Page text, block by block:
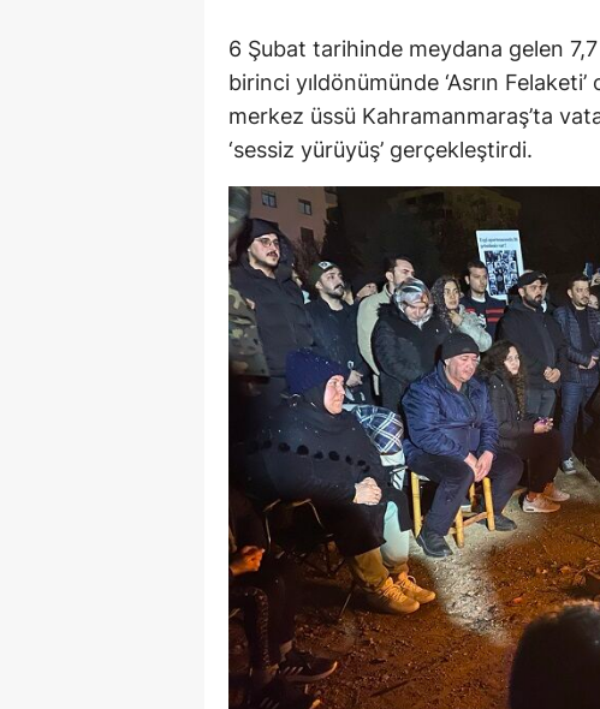
6 Şubat tarihinde meydana gelen
birinci yıldönümünde ‘Asrın
merkez üssü Kahramanmaraş’ta
‘sessiz yürüyüş’ gerçekleştirdi.